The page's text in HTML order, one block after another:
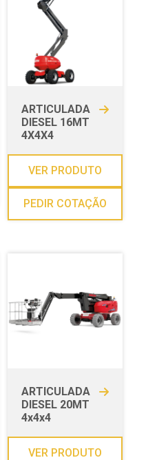
ARTICULADA
DIESEL 16MT
4X4X4
VER PRODUTO
PEDIR COTAÇÃO
ARTICULADA
DIESEL 20MT
4x4x4
VER PRODUTO